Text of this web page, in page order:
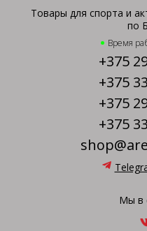
Товары для спорта и
по
Время
+375
+375
+375
+375
Мы в